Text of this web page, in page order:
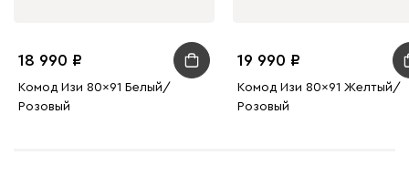
18 990
Комод Изи 80x91 Белый/
Розовый
19 990
Комод Изи 80x91 Желтый/
Розовый